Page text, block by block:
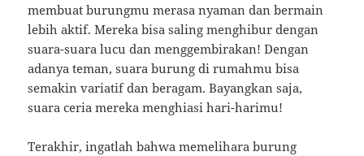
membuat burungmu merasa nyaman dan bermain
lebih aktif. Mereka bisa saling menghibur dengan
suara-suara lucu dan menggembirakan! Dengan
adanya teman, suara burung di rumahmu bisa
semakin variatif dan beragam. Bayangkan saja,
suara ceria mereka menghiasi hari-harimu!
Terakhir, ingatlah bahwa memelihara burung